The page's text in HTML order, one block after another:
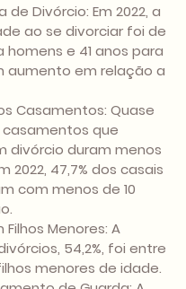
de Divórcio: Em 2022, a
ao se divorciar foi de
homens e 41 anos para
aumento em relação a
Casamentos: Quase
que
divórcio duram menos
2022, 47,7% dos casais
com menos de 10
Menores: A
54,2%, foi entre
menores de idade.